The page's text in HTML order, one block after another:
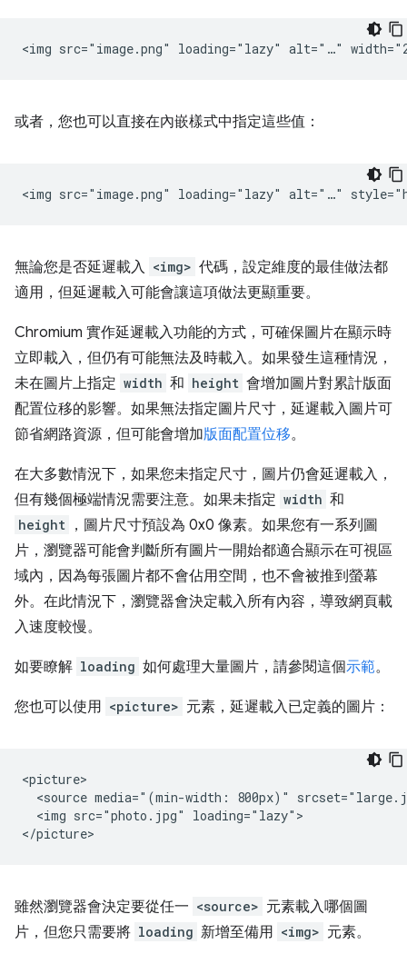
或者，您也可以直接在內嵌樣式中指定這些值：
無論您是否延遲載入 <img> 代碼，設定維度的最佳做法都
適用，但延遲載入可能會讓這項做法更顯重要。
Chromium 實作延遲載入功能的方式，可確保圖片在顯示時
立即載入，但仍有可能無法及時載入。如果發生這種情況，
未在圖片上指定 width 和 height 會增加圖片對累計版面
配置位移的影響。如果無法指定圖片尺寸，延遲載入圖片可
節省網路資源，但可能會增加版面配置位移。
在大多數情況下，如果您未指定尺寸，圖片仍會延遲載入，
但有幾個極端情況需要注意。如果未指定 width 和
height
，圖片尺寸預設為 0x0 像素。如果您有一系列圖
片，瀏覽器可能會判斷所有圖片一開始都適合顯示在可視區
域內，因為每張圖片都不會佔用空間，也不會被推到螢幕
外。在此情況下，瀏覽器會決定載入所有內容，導致網頁載
入速度較慢。
如要瞭解 loading 如何處理大量圖片，請參閱這個示範。
您也可以使用 <picture> 元素，延遲載入已定義的圖片：
<picture>
<source media="(min-width: 800px)"
  <img src="photo.jpg" loading="lazy">
雖然瀏覽器會決定要從任一 <source> 元素載入哪個圖
片，但您只需要將 loading 新增至備用 <img> 元素。